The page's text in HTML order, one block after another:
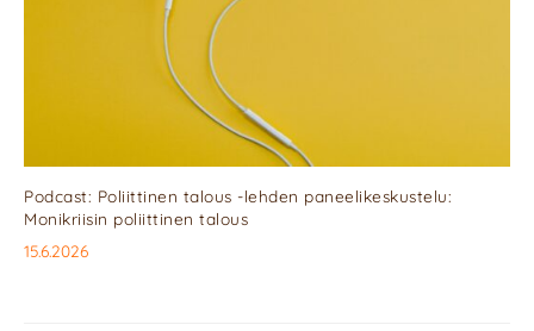
Podcast: Poliittinen talous -lehden paneelikeskustelu:
Monikriisin poliittinen talous
15.6.2026